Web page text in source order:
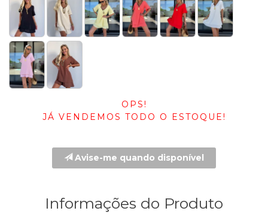
OPS!
JÁ VENDEMOS TODO O ESTOQUE!
Avise-me quando disponível
Informações do Produto